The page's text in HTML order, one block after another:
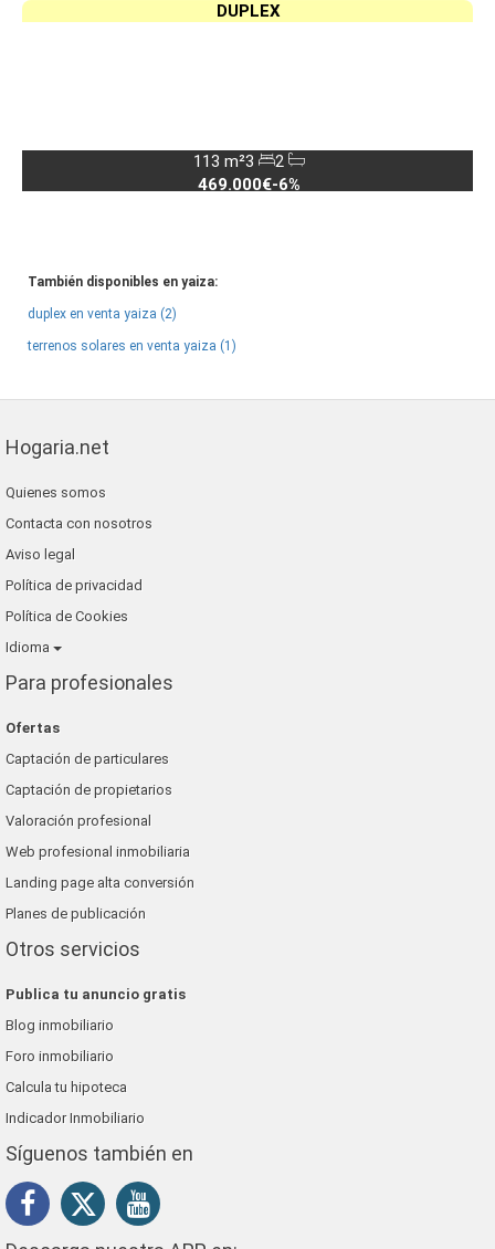
DUPLEX
113 m²3
2
469.000€-6%
También disponibles en yaiza:
duplex en venta yaiza (2)
terrenos solares en venta yaiza (1)
Hogaria.net
Quienes somos
Contacta con nosotros
Aviso legal
Política de privacidad
Política de Cookies
Idioma
Para profesionales
Ofertas
Captación de particulares
Captación de propietarios
Valoración profesional
Web profesional inmobiliaria
Landing page alta conversión
Planes de publicación
Otros servicios
Publica tu anuncio gratis
Blog inmobiliario
Foro inmobiliario
Calcula tu hipoteca
Indicador Inmobiliario
Síguenos también en